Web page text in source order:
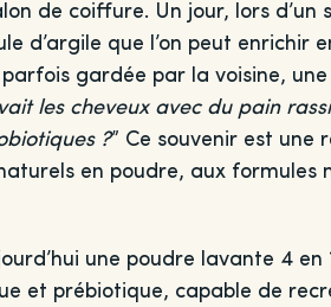
de coiffure. Un jour, lors d’un
d’argile que l’on peut enrichir
gardée par la voisine, une
les cheveux avec du pain
?” Ce souvenir est une
en poudre, aux formules
une poudre lavante 4 en
et prébiotique, capable de